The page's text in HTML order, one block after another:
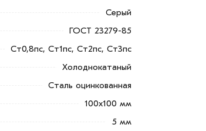
или нажмите на
по контактам указанным на сайте.
МЕТАЛЛ-РС действительны в Москве и
заказ и свяжутся с Вами для
всем стандартам качества.
Серый
ГОСТ 23279-85
Ст0,8пс, Ст1пс, Ст2пс, Ст3пс
Холоднокатаный
Сталь оцинкованная
100х100 мм
5 мм